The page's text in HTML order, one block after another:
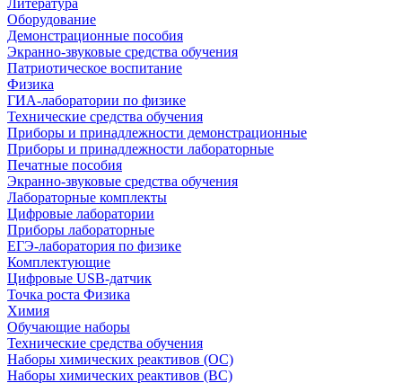
Литература
Оборудование
Демонстрационные пособия
Экранно-звуковые средства обучения
Патриотическое воспитание
Физика
ГИА-лаборатории по физике
Технические средства обучения
Приборы и принадлежности демонстрационные
Приборы и принадлежности лабораторные
Печатные пособия
Экранно-звуковые средства обучения
Лабораторные комплекты
Цифровые лаборатории
Приборы лабораторные
ЕГЭ-лаборатория по физике
Комплектующие
Цифровые USB-датчик
Точка роста Физика
Химия
Обучающие наборы
Технические средства обучения
Наборы химических реактивов (ОС)
Наборы химических реактивов (ВС)